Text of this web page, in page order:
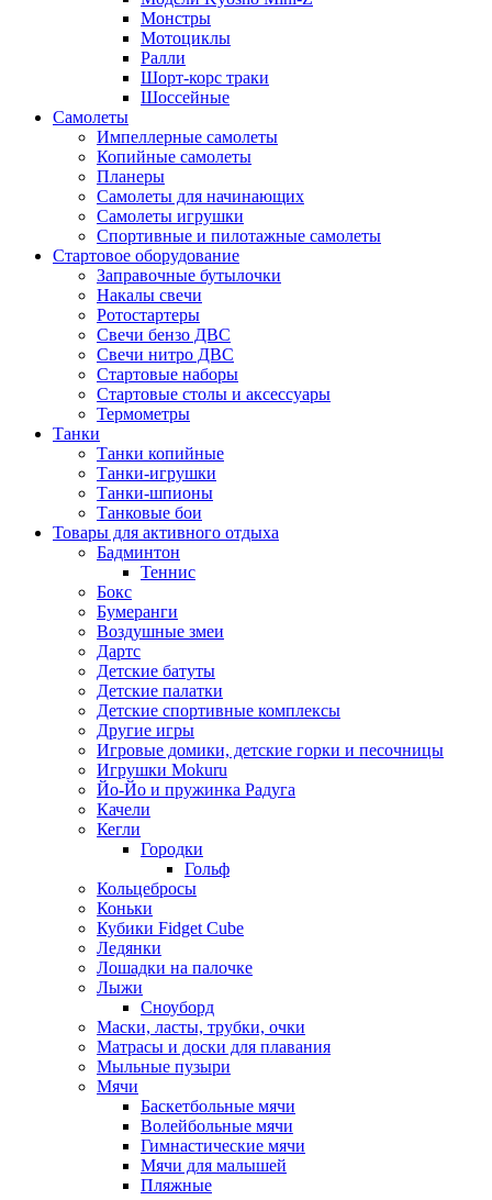
Монстры
Мотоциклы
Ралли
Шорт-корс траки
Шоссейные
Самолеты
Импеллерные самолеты
Копийные самолеты
Планеры
Самолеты для начинающих
Самолеты игрушки
Спортивные и пилотажные самолеты
Стартовое оборудование
Заправочные бутылочки
Накалы свечи
Ротостартеры
Свечи бензо ДВС
Свечи нитро ДВС
Стартовые наборы
Стартовые столы и аксессуары
Термометры
Танки
Танки копийные
Танки-игрушки
Танки-шпионы
Танковые бои
Товары для активного отдыха
Бадминтон
Теннис
Бокс
Бумеранги
Воздушные змеи
Дартс
Детские батуты
Детские палатки
Детские спортивные комплексы
Другие игры
Игровые домики, детские горки и песочницы
Игрушки Mokuru
Йо-Йо и пружинка Радуга
Качели
Кегли
Городки
Гольф
Кольцебросы
Коньки
Кубики Fidget Cube
Ледянки
Лошадки на палочке
Лыжи
Сноуборд
Маски, ласты, трубки, очки
Матрасы и доски для плавания
Мыльные пузыри
Мячи
Баскетбольные мячи
Волейбольные мячи
Гимнастические мячи
Мячи для малышей
Пляжные